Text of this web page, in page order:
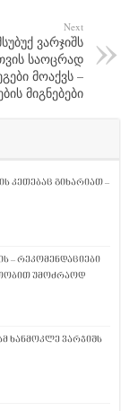
Next
ვარჯიშს
საოცრად
მოაქვს –
მიგნებები
კეთებაც გიხარიათ –
– რეკომენდაციები
უმოძრაოდ
ხანმოკლე ვარჯიშს